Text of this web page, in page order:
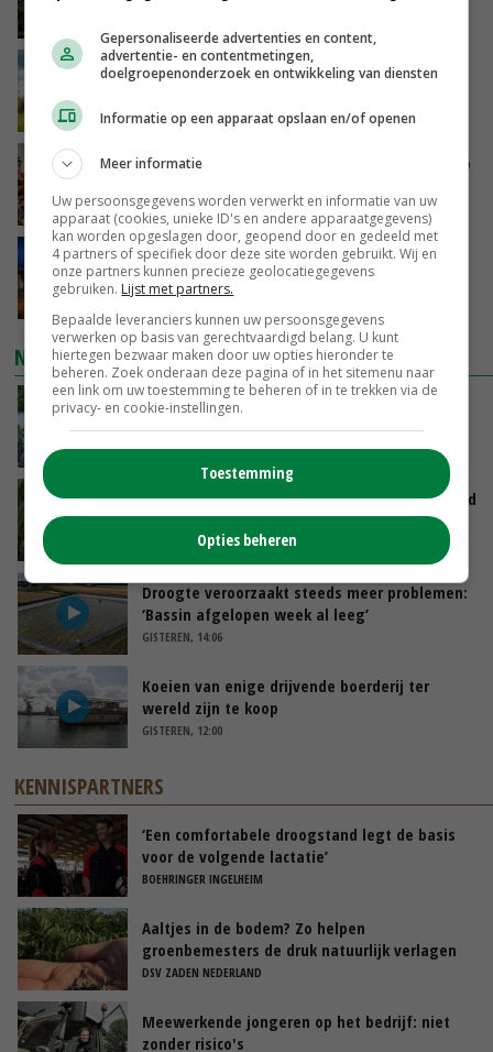
‘Rendement van Krullvarkens komt van de
VANDAAG, 15:30
Oorlogen en El Niño stuwen voedselprijzen op
VANDAAG, 15:04
Nettowinst Royal A-ware onder druk ondanks
hogere omzet
VANDAAG, 14:35
NIEUWSTE VIDEO'S
Oekraïne-vlogger Kees Huizinga: ‘Bezoek van
de ambassade mag zelf groente plukken’
VANDAAG, 12:00
Limburgse mais van Frijns doet het verrassend
goed
VANDAAG, 10:00
Droogte veroorzaakt steeds meer problemen:
‘Bassin afgelopen week al leeg’
GISTEREN, 14:06
Koeien van enige drijvende boerderij ter
wereld zijn te koop
GISTEREN, 12:00
KENNISPARTNERS
‘Een comfortabele droogstand legt de basis
voor de volgende lactatie’
BOEHRINGER INGELHEIM
Aaltjes in de bodem? Zo helpen
groenbemesters de druk natuurlijk verlagen
DSV ZADEN NEDERLAND
Meewerkende jongeren op het bedrijf: niet
zonder risico's
Gepersonaliseerde advertenties en content,
advertentie- en contentmetingen,
doelgroepenonderzoek en ontwikkeling van diensten
Informatie op een apparaat opslaan en/of openen
Meer informatie
Uw persoonsgegevens worden verwerkt en informatie van uw
apparaat (cookies, unieke ID's en andere apparaatgegevens)
kan worden opgeslagen door, geopend door en gedeeld met
4 partners of specifiek door deze site worden gebruikt. Wij en
onze partners kunnen precieze geolocatiegegevens
gebruiken. Lijst met partners.
Bepaalde leveranciers kunnen uw persoonsgegevens
verwerken op basis van gerechtvaardigd belang. U kunt
hiertegen bezwaar maken door uw opties hieronder te
beheren. Zoek onderaan deze pagina of in het sitemenu naar
een link om uw toestemming te beheren of in te trekken via de
privacy- en cookie-instellingen.
Toestemming
Opties beheren